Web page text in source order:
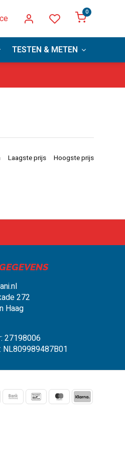
0
TESTEN & METEN
Laagste prijs Hoogste prijs
272
Haag
27198006
NL809989487B01